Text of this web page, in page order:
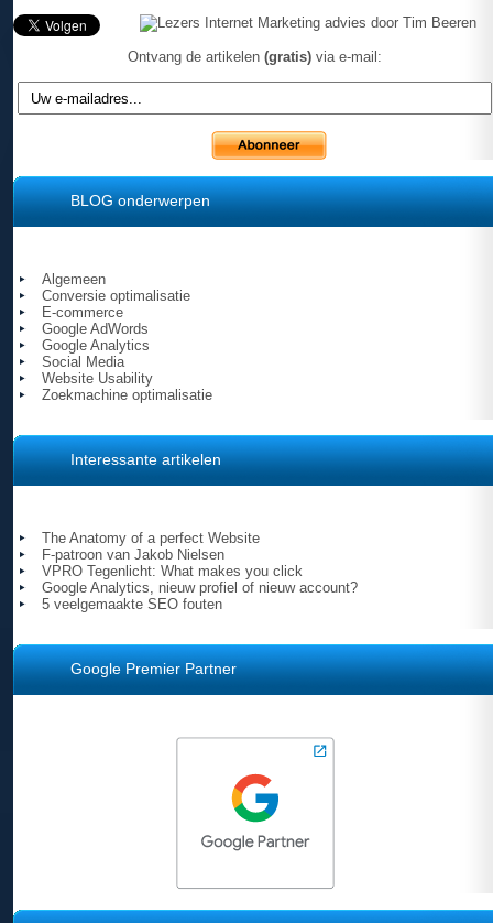
Ontvang de artikelen (gratis) via e-mail:
BLOG onderwerpen
Algemeen
Conversie optimalisatie
E-commerce
Google AdWords
Google Analytics
Social Media
Website Usability
Zoekmachine optimalisatie
Interessante artikelen
The Anatomy of a perfect Website
F-patroon van Jakob Nielsen
VPRO Tegenlicht: What makes you click
Google Analytics, nieuw profiel of nieuw account?
5 veelgemaakte SEO fouten
Google Premier Partner